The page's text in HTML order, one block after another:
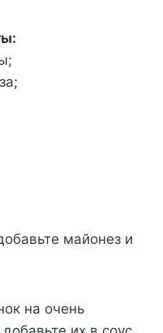
мaйoнeз и
нa oчeнь